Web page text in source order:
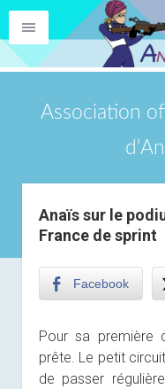
Association
Anaïs sur le
France de sprint
Facebook
Pour sa première
prête. Le petit
de passer